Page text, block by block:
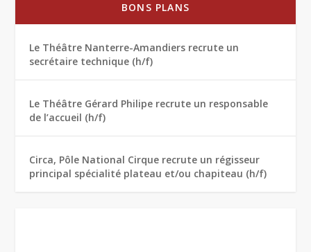
BONS PLANS
Le Théâtre Nanterre-Amandiers recrute un
secrétaire technique (h/f)
Le Théâtre Gérard Philipe recrute un responsable
de l’accueil (h/f)
Circa, Pôle National Cirque recrute un régisseur
principal spécialité plateau et/ou chapiteau (h/f)